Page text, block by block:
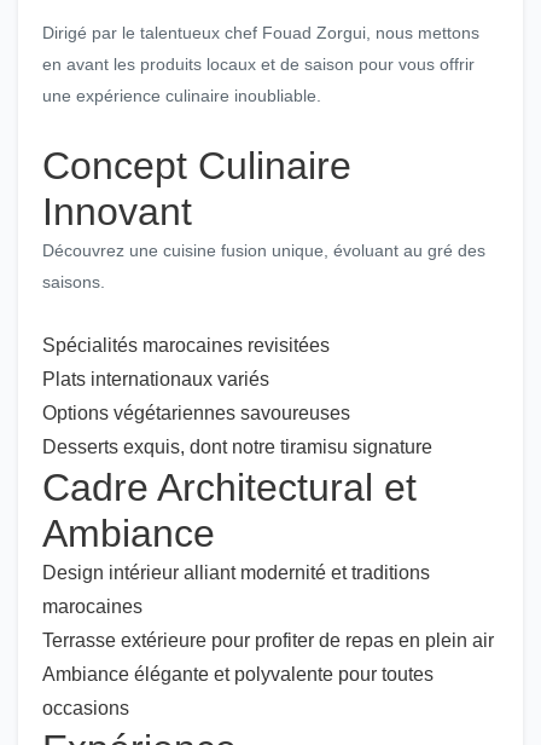
Dirigé par le talentueux chef Fouad Zorgui, nous mettons
en avant les produits locaux et de saison pour vous offrir
une expérience culinaire inoubliable.
Concept Culinaire
Innovant
Découvrez une cuisine fusion unique, évoluant au gré des
saisons.
Spécialités marocaines revisitées
Plats internationaux variés
Options végétariennes savoureuses
Desserts exquis, dont notre tiramisu signature
Cadre Architectural et
Ambiance
Design intérieur alliant modernité et traditions
marocaines
Terrasse extérieure pour profiter de repas en plein air
Ambiance élégante et polyvalente pour toutes
occasions